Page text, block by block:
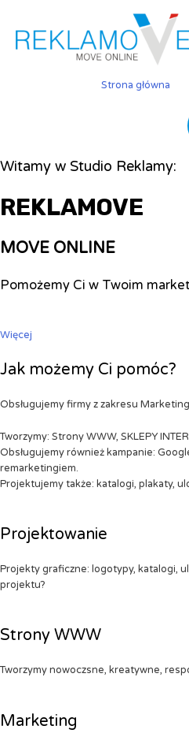
Strona główna
Witamy w Studio Reklamy:
REKLAMOVE
MOVE ONLINE
Pomożemy Ci w Twoim
Więcej
Jak możemy Ci pomóc?
Obsługujemy firmy z zakresu
Tworzymy: Strony WWW, SKLEPY
Obsługujemy również kampanie:
remarketingiem.
Projektujemy także: katalogi, plakaty,
Projektowanie
Projekty graficzne: logotypy, katalogi,
projektu?
Strony WWW
Tworzymy nowoczsne, kreatywne,
Marketing